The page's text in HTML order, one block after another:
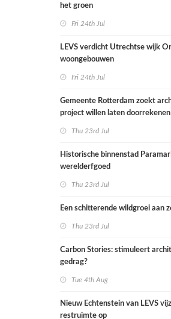
het groen
Fri 24th Jul
LEVS verdicht Utrechtse wijk
woongebouwen
Fri 24th Jul
Gemeente Rotterdam zoekt
project willen laten
Thu 23rd Jul
Historische binnenstad
werelderfgoed
Thu 23rd Jul
Een schitterende wildgroei aan
Thu 23rd Jul
Carbon Stories: stimuleert
gedrag?
Tue 4th Aug
Nieuw Echtenstein van LEVS
restruimte op